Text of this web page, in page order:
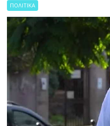
ΠΟΛΙΤΙΚΑ